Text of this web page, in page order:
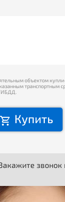
объектом
транспортным
Купить